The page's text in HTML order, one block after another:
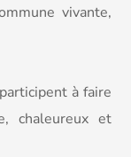
vivante,
à faire
chaleureux et